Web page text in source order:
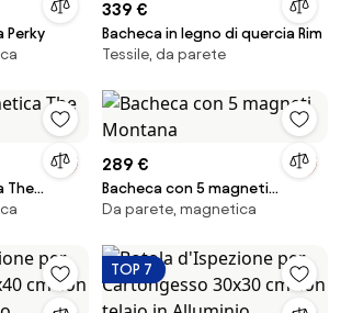
Perky
339 €
Bacheca in legno di quercia Rim
Tessile, da parete
The
289 €
Bacheca con 5 magneti
Montana
Da parete, magnetica
TOP 7